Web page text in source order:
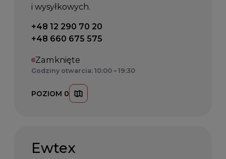
i wysyłkowych.
Telefon kontaktowy:
+48 12 290 70 20
+48 660 675 575
Zamknięte
Godziny otwarcia: 10:00 – 19:30
POZIOM 0
Ewtex